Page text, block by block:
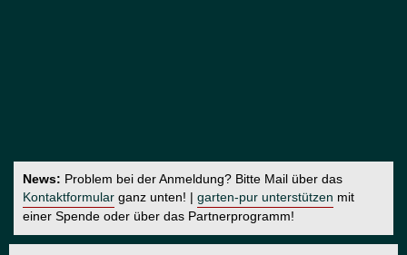
News: Problem bei der Anmeldung? Bitte Mail über das
Kontaktformular ganz unten! | garten-pur unterstützen mit
einer Spende oder über das Partnerprogramm!